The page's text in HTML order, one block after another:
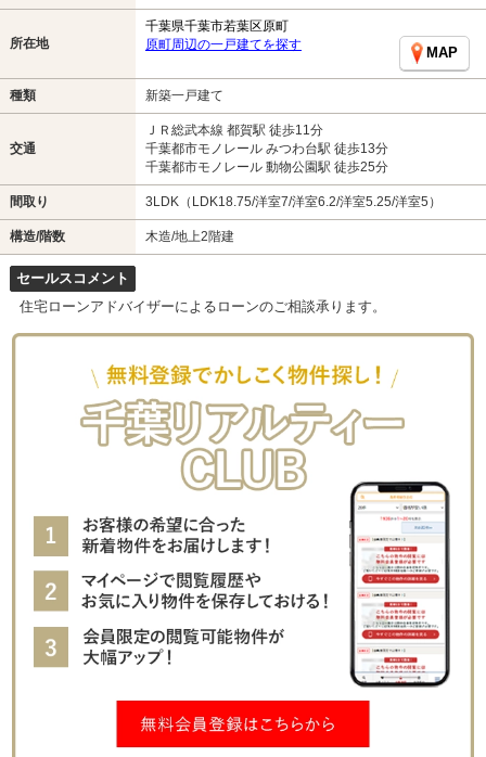
所在地
千葉県千葉市若葉区原町
原町周辺の一戸建てを探す
MAP
種類 新築一戸建て
交通
ＪＲ総武本線 都賀駅 徒歩11分
千葉都市モノレール みつわ台駅 徒歩13分
千葉都市モノレール 動物公園駅 徒歩25分
間取り 3LDK（LDK18.75/洋室7/洋室6.2/洋室5.25/洋室5）
構造/階数 木造/地上2階建
セールスコメント
住宅ローンアドバイザーによるローンのご相談承ります。